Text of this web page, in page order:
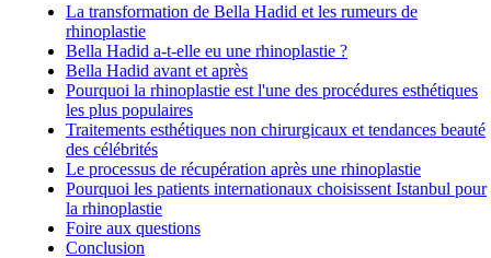
La transformation de Bella Hadid et les rumeurs de
rhinoplastie
Bella Hadid a-t-elle eu une rhinoplastie ?
Bella Hadid avant et après
Pourquoi la rhinoplastie est l'une des procédures esthétiques
les plus populaires
Traitements esthétiques non chirurgicaux et tendances beauté
des célébrités
Le processus de récupération après une rhinoplastie
Pourquoi les patients internationaux choisissent Istanbul pour
la rhinoplastie
Foire aux questions
Conclusion